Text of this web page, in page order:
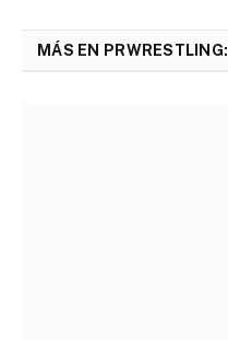
MÁS EN PRWRESTLING: